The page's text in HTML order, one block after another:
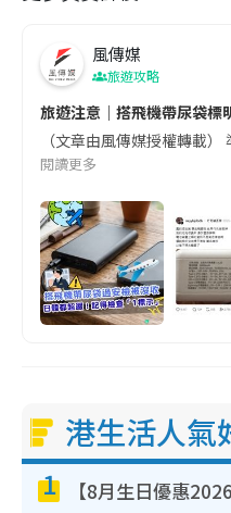
風傳媒
旅遊攻略
旅遊注意｜搭飛機帶尿袋
（文章由風傳媒授權轉載
閱讀更多
港生活人氣
1